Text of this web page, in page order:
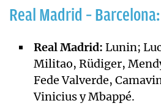
Real Madrid –
Real Madrid: Lunin;
Militao, Rüdiger,
Fede Valverde,
Vinicius y Mbappé.